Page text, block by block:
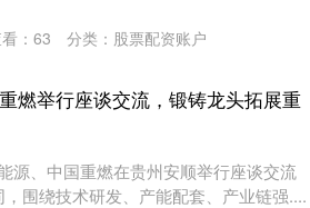
： 63 分类： 股票配资账户
燃举行座谈交流，锻铸龙头拓展重
源、中国重燃在贵州安顺举行座谈交流
围绕技术研发、产能配套、产业链强....